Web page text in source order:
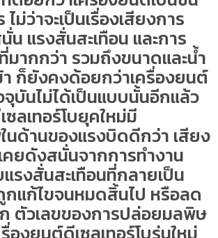
ม่ว่าจะเป็นเรื่องเสียงการ
แรงสั่นสะเทือน และการ
ากกว่า รวมถึงขนาดและน้ำ
ก็ยังคงด้อยกว่าเครื่องยนต์
บันไม่ได้เป็นแบบนั้นอีกแล้ว
ลเทอร์โบยุคใหม่มี
นด้านของแรงบิดดีกว่า เสียง
คยดังสนั่นจากการทำงาน
รงสั่นสะเทือนที่กลายเป็น
แก้ไขจนหมดสิ้นไป หรือลด
ตัวเลขของการปล่อยมลพิษ